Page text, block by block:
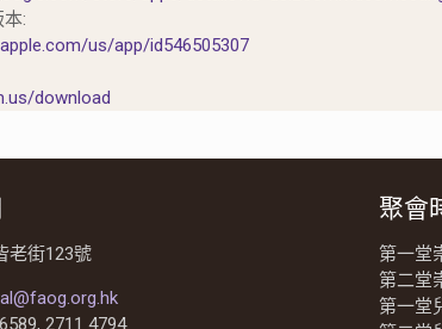
本:
us/app/id546505307
download
老街123號
2711 4794
聚會
第一堂
第二堂
第一堂